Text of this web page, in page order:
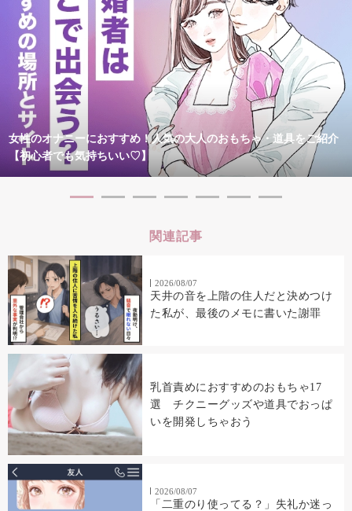
女性のオナニーにおすすめ！人気の大人のおもちゃ・道具をご紹介
【初心者でも気持ちいい♡】
関連記事
2026/08/07
天井の音を上階の住人だと決めつけ
た私が、最後のメモに書いた謝罪
乳首責めにおすすめのおもちゃ17
選 チクニーグッズや道具でおっぱ
いを開発しちゃおう
2026/08/07
「二重のり使ってる？」失礼か迷っ